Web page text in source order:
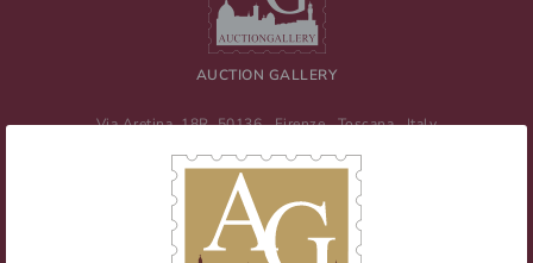
AUCTION GALLERY
Via Aretina, 18R 50136 Firenze,Toscana,Italy
E-mail:info@auctiongallery.it
Partita IVA: